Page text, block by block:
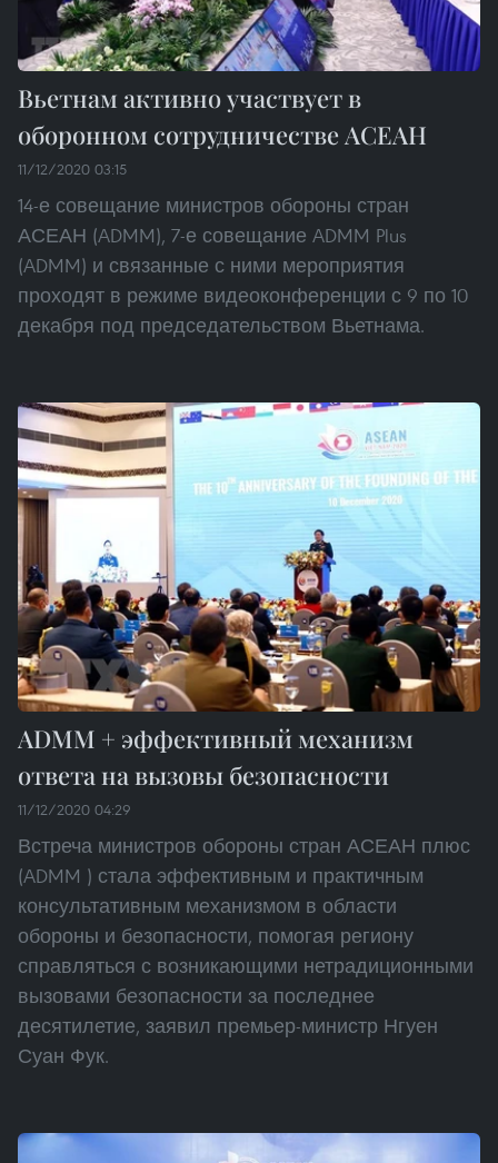
Вьетнам активно участвует в
оборонном сотрудничестве АСЕАН
11/12/2020 03:15
14-е совещание министров обороны стран
АСЕАН (ADMM), 7-е совещание ADMM Plus
(ADMM) и связанные с ними мероприятия
проходят в режиме видеоконференции с 9 по 10
декабря под председательством Вьетнама.
ADMM + эффективный механизм
ответа на вызовы безопасности
11/12/2020 04:29
Встреча министров обороны стран АСЕАН плюс
(ADMM ) стала эффективным и практичным
консультативным механизмом в области
обороны и безопасности, помогая региону
справляться с возникающими нетрадиционными
вызовами безопасности за последнее
десятилетие, заявил премьер-министр Нгуен
Суан Фук.